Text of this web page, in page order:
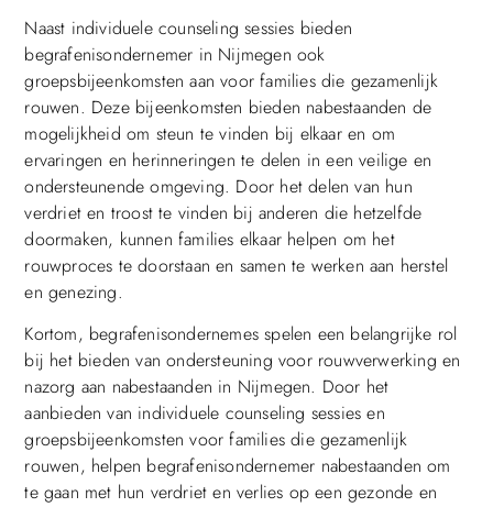
Naast individuele counseling sessies bieden
begrafenisondernemer in Nijmegen ook
groepsbijeenkomsten aan voor families die gezamenlijk
rouwen. Deze bijeenkomsten bieden nabestaanden de
mogelijkheid om steun te vinden bij elkaar en om
ervaringen en herinneringen te delen in een veilige en
ondersteunende omgeving. Door het delen van hun
verdriet en troost te vinden bij anderen die hetzelfde
doormaken, kunnen families elkaar helpen om het
rouwproces te doorstaan en samen te werken aan herstel
en genezing.
Kortom, begrafenisondernemes spelen een belangrijke rol
bij het bieden van ondersteuning voor rouwverwerking en
nazorg aan nabestaanden in Nijmegen. Door het
aanbieden van individuele counseling sessies en
groepsbijeenkomsten voor families die gezamenlijk
rouwen, helpen begrafenisondernemer nabestaanden om
te gaan met hun verdriet en verlies op een gezonde en